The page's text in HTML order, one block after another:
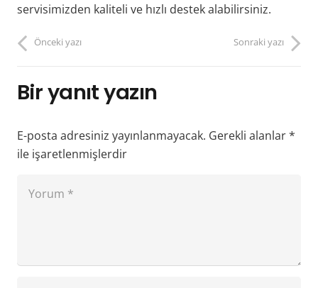
servisimizden kaliteli ve hızlı destek alabilirsiniz.
Önceki yazı Sonraki yazı
Bir yanıt yazın
E-posta adresiniz yayınlanmayacak. Gerekli alanlar*
ile işaretlenmişlerdir